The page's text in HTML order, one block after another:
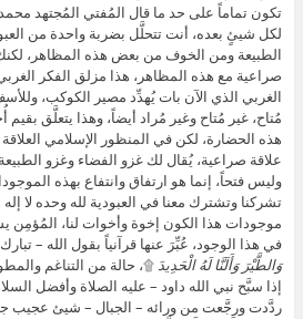
تكون تماماً على حد ما قال المُفتي المُجتهد
لكل شيئٍ بعده، أنت تتحلَّل بضربة واحدة من
الطبيعة ومن الخوف من بعض هذه المظاهر،
صراعية مع هذه المظاهر، هذا مزلق الفكر
الغربي الذي الآن بات يُهدِّد مصير الكوكب،
مُتاح، غير مُتاح وغير مُراد أيضاً، وهذا يتعلَّق
هذه الحضارة، لكن في المنظور الإسلامي
علاقة صراعية، يُقال لك غزو الفضاء وغزو
وليس فتحاً، إنما هو ارتفاق وانتفاع بهذه
تشركنا وتشترك معنا في العبودية لله وحده لا إله
موجودات هذا الكون إخوة وأخوات لنا، المُؤمِن
في هذا الوجود، عُبِّرَ عنها قرآنياً بقول الله –
وَالطَّيْرَ وَأَلَنَّا لَهُ الْحَدِيدَ ۩، حالة من التناغم
إذا سبَّح نبي الله داود – عليه الصلاة وأفضل
ردَّدت ورجَّعت من ورائه – الجبال – شيئ عجيب